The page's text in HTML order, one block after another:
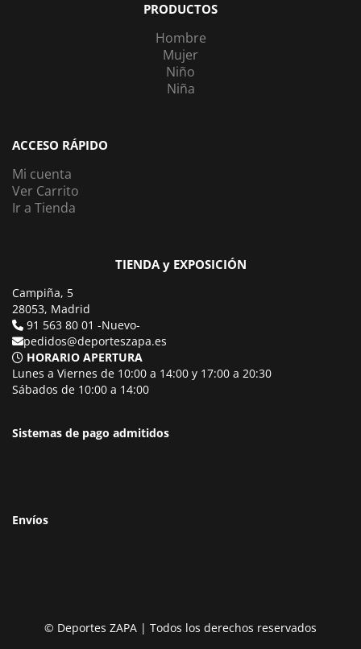
PRODUCTOS
Hombre
Mujer
Niño
Niña
ACCESO RÁPIDO
Mi cuenta
Ver Carrito
Ir a Tienda
TIENDA y EXPOSICIÓN
Campiña, 5
28053, Madrid
91 563 80 01 -Nuevo-
pedidos@deporteszapa.es
HORARIO APERTURA
Lunes a Viernes de 10:00 a 14:00 y 17:00 a 20:30
Sábados de 10:00 a 14:00
Sistemas de pago admitidos
Envíos
© Deportes ZAPA | Todos los derechos reservados